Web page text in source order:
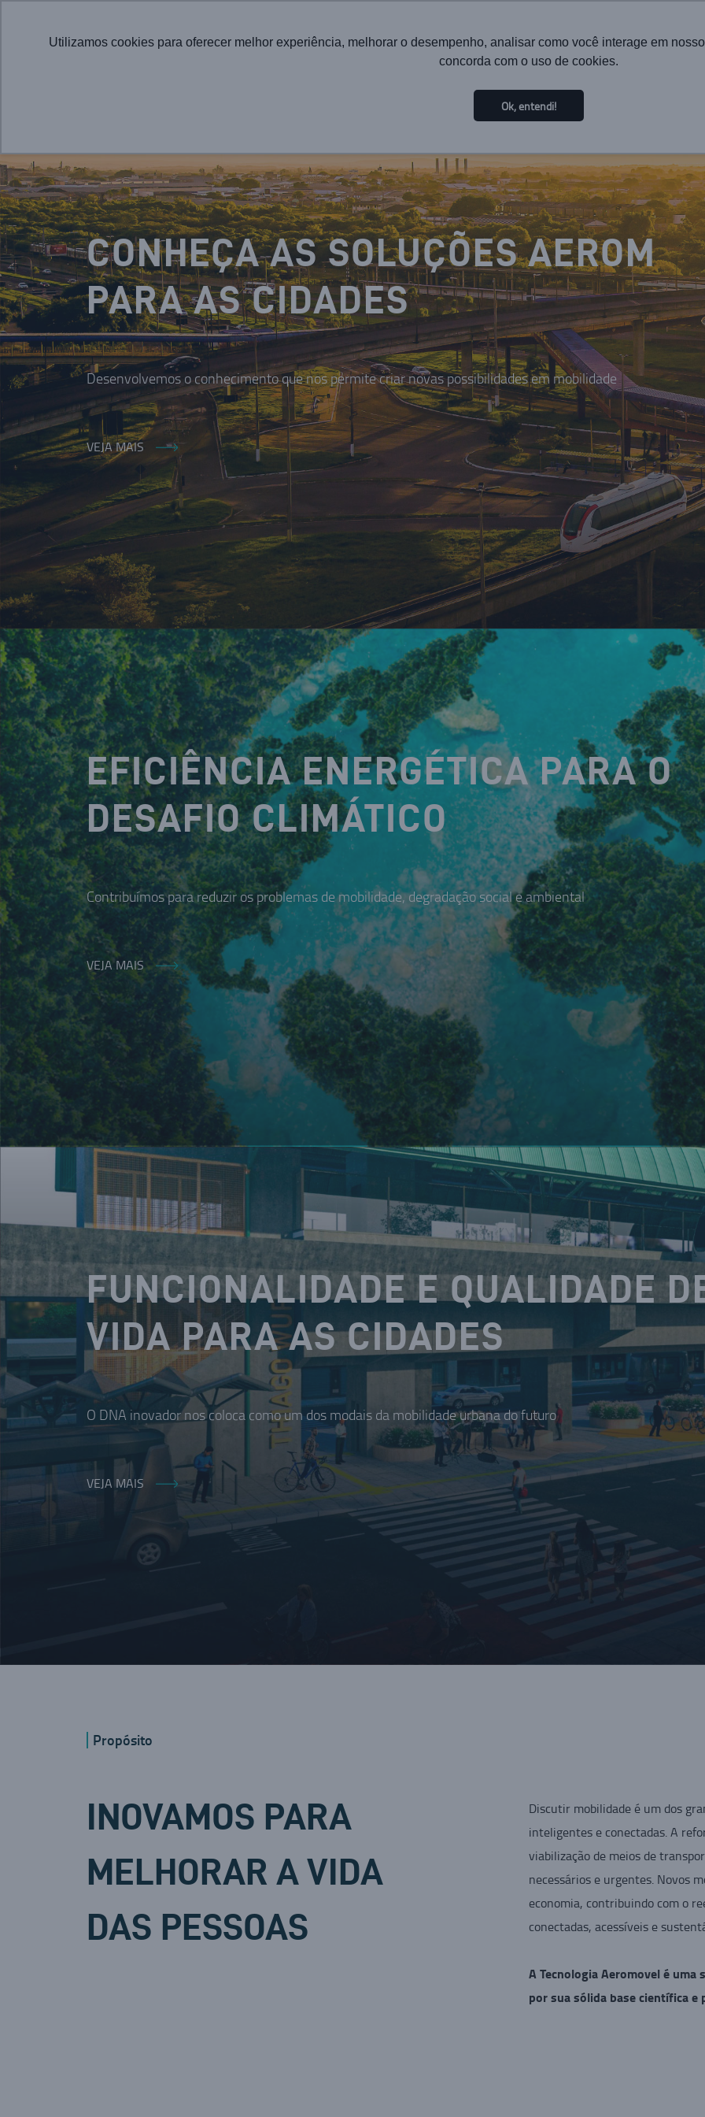
Utilizamos cookies para oferecer melhor experiência, melhorar o desempenho, analisar como você interage em
concorda com o uso de cookies.
Ok, entendi!
INSTITUCIONAL TECNOLOGIA
CONHEÇA AS SOLUÇÕES AEROM
PARA AS CIDADES
Desenvolvemos o conhecimento que nos permite criar novas possibilidades em mobilidade
VEJA MAIS
EFICIÊNCIA ENERGÉTICA PARA O
DESAFIO CLIMÁTICO
Contribuímos para reduzir os problemas de mobilidade, degradação social e ambiental
VEJA MAIS
FUNCIONALIDADE E QUALIDADE
VIDA PARA AS CIDADES
O DNA inovador nos coloca como um dos modais da mobilidade urbana do futuro
VEJA MAIS
Propósito
INOVAMOS PARA
MELHORAR A VIDA
DAS PESSOAS
Discutir mobilidade é um dos
inteligentes e conectadas. A
viabilização de meios de
necessários e urgentes. Novos
economia, contribuindo com o
conectadas, acessíveis e
A Tecnologia Aeromovel é
por sua sólida base científica